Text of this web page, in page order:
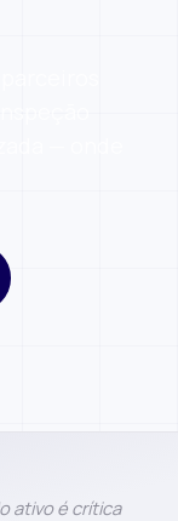
ativo é crítica